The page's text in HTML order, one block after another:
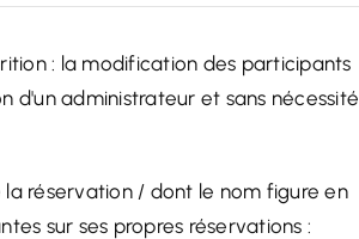
: la modification des participants
d'un administrateur et sans nécessité
réservation / dont le nom figure en
sur ses propres réservations :